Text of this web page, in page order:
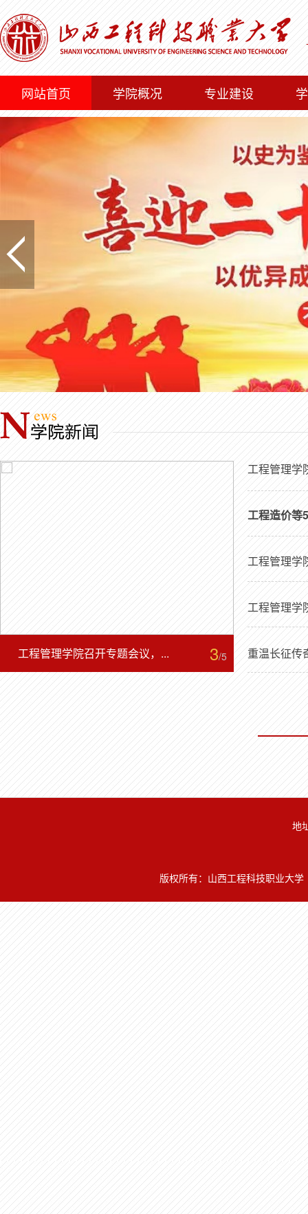
网站首页 学院概况 专业建设
3/5
工程管理学院召开专题会议，... 工程管理
工程管理学
工程造价等
工程管理学
工程管理学
重温长征
地
版权所有：山西工程科技职业